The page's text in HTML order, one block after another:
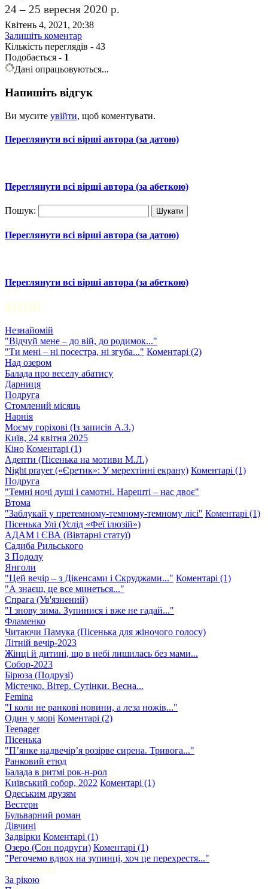
24 – 25 вересня 2020 р.
Квітень 4, 2021, 20:38
Залишіть коментар
Кількість переглядів - 43
Подобається - 1
Дані опрацьовуються...
Напишіть відгук
Ви мусите увійти, щоб коментувати.
Переглянути всі вірші автора (за датою)
Переглянути всі вірші автора (за абеткою)
Пошук:
Переглянути всі вірші автора (за датою)
Переглянути всі вірші автора (за абеткою)
ВІРШІ
Незнайомій
"Відчуй мене – до вій, до родимок..."
"Ти мені – ні посестра, ні згуба..." Коментарі (2)
Над озером
Балада про веселу абатису
Дарниця
Подруга
Стомлений місяць
Нарнія
Моєму горіхові (Із записів А.З.)
Київ, 24 квітня 2025
Кіно Коментарі (1)
Адепти (Пісенька на мотиви М.Л.)
Night prayer («Єретик»: У мерехтінні екрану) Коментарі (1)
Подруга
"Темні ночі душі і самотні. Нарешті – нас двоє"
Втома
"Заблукай у претемному-темному-темному лісі" Коментарі (1)
Пісенька Улі (Услід «Феї ілюзій»)
АДАМ і ЄВА (Вівтарні статуї)
Садиба Рильського
З Подолу
Янголи
"Цей вечір – з Дікенсами і Скруджами..." Коментарі (1)
"А знаєш, це все минеться..."
Спрага (Ув'язнений)
"І знову зима. Зупинися і вже не гадай..."
Фламенко
Читаючи Памука (Пісенька для жіночого голосу)
Літній вечір-2023
Жінці й дитині, що в небі лишилась без мами...
Собор-2023
Бірюза (Подрузі)
Містечко. Вітер. Сутінки. Весна...
Femina
"І коли не ранкові новини, а леза ножів..."
Один у морі Коментарі (2)
Teenager
Пісенька
"П’янке надвечір’я розірве сирена. Тривога..."
Ранковий етюд
Балада в ритмі рок-н-рол
Київський собор, 2022 Коментарі (1)
Одеським друзям
Вестерн
Бульварний роман
Дівчині
Задвірки Коментарі (1)
Озеро (Сон подруги) Коментарі (1)
"Регочемо вдвох на зупинці, хоч це перехрестя..."
Жінка-кішка
За рікою